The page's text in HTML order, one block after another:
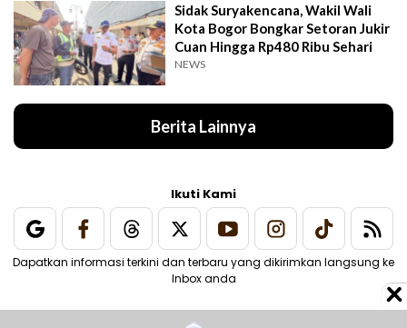
Sidak Suryakencana, Wakil Wali
Kota Bogor Bongkar Setoran Jukir
Cuan Hingga Rp480 Ribu Sehari
NEWS
Berita Lainnya
Ikuti Kami
Dapatkan informasi terkini dan terbaru yang dikirimkan langsung ke
Inbox anda